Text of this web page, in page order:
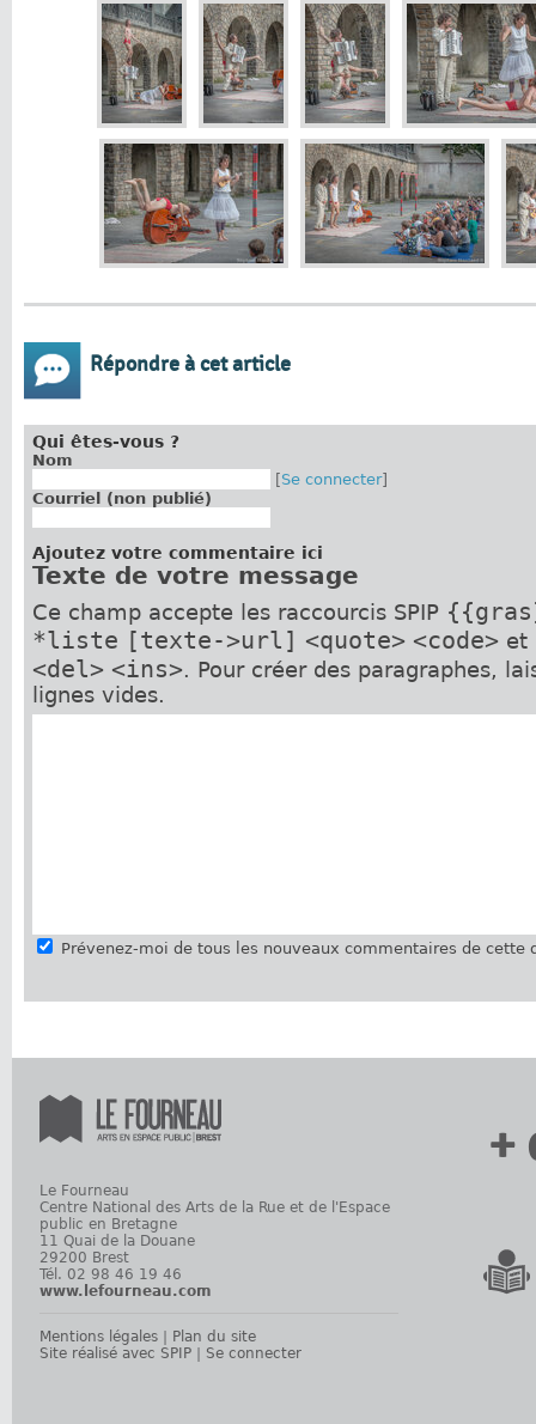
Répondre à cet article
Qui êtes-vous ?
Nom
[Se connecter]
Courriel (non publié)
Ajoutez votre commentaire ici
Texte de votre message
Ce champ accepte les raccourcis SPIP
*liste [texte->url] <quote> <code>et
<del> <ins>. Pour créer des paragraphes,
lignes vides.
Prévenez-moi de tous les nouveaux commentaires de cette
Le Fourneau
Centre National des Arts de la Rue et de l'Espace
public en Bretagne
11 Quai de la Douane
29200 Brest
Tél. 02 98 46 19 46
www.lefourneau.com
Mentions légales
Plan du site
Site réalisé avec SPIP
Se connecter
+